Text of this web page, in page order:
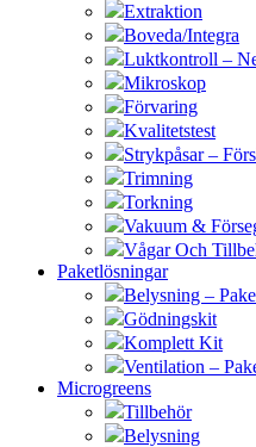
Extraktion
Boveda/Integra
Luktkontroll –
Mikroskop
Förvaring
Kvalitetstest
Strykpåsar –
Trimning
Torkning
Vakuum &
Vågar Och
Paketlösningar
Belysning –
Gödningskit
Komplett Kit
Ventilation –
Microgreens
Tillbehör
Belysning